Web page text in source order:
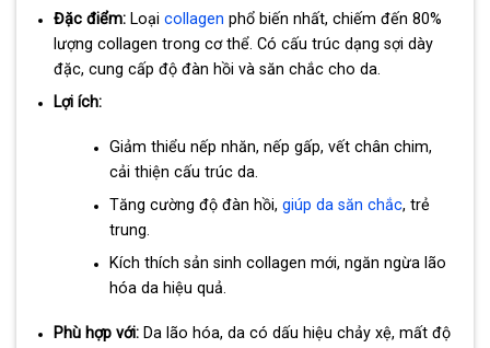
Đặc điểm:Loại collagen phổ biến nhất, chiếm đến 80%
lượng collagen trong cơ thể. Có cấu trúc dạng sợi dày
đặc, cung cấp độ đàn hồi và săn chắc cho da.
Lợi ích:
Giảm thiểu nếp nhăn, nếp gấp, vết chân chim,
cải thiện cấu trúc da.
Tăng cường độ đàn hồi,giúp da săn chắc, trẻ
trung.
Kích thích sản sinh collagen mới, ngăn ngừa lão
hóa da hiệu quả.
Phù hợp với:Da lão hóa, da có dấu hiệu chảy xệ, mất độ